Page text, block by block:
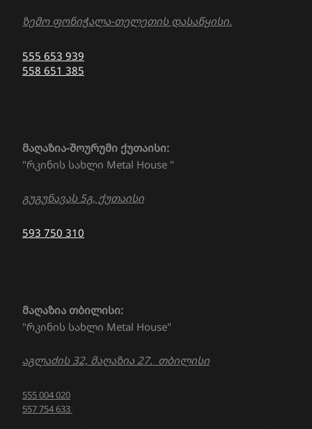
ზემო ფონიჭალა-თელეთის დასაწყისი.
555 653 939
558 651 385
მაღაზია თბილისი:
"რკინის სახლი Metal House"
აგლაძის 32, მაღაზია 27. თბილისი
555 004 020
557 754 633
მაღაზია-შოურუმი ქუთაისი:
"რკინის სახლი Metal House "
გუგუნავას 5გ, ქუთაისი
593 750 310